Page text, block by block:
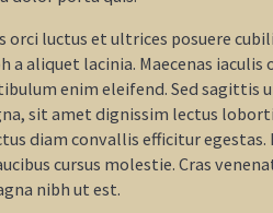
luctus et ultrices posuere
a aliquet lacinia. Maecenas
enim eleifend. Sed sagittis
sit amet dignissim lectus
diam convallis efficitur
cursus molestie. Cras
nibh ut est.